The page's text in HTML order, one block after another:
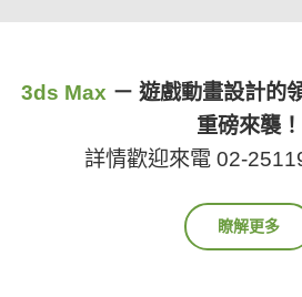
3ds Max － 遊戲動畫設計的
重磅來襲！
詳情歡迎來電 02-
瞭解更多